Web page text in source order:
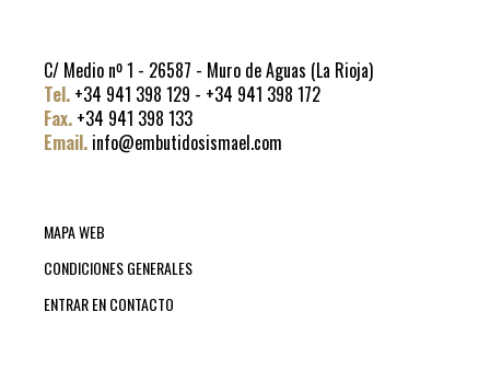
C/ Medio nº 1 - 26587 - Muro de Aguas (La Rioja)
Tel. +34 941 398 129 - +34 941 398 172
Fax. +34 941 398 133
Email. info@embutidosismael.com
MAPA WEB
CONDICIONES GENERALES
ENTRAR EN CONTACTO